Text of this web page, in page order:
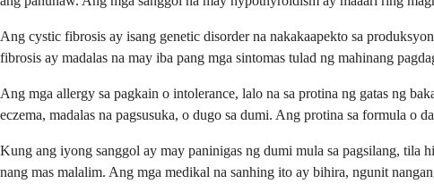
Ang cystic fibrosis ay isang genetic disorder na nakakaapekto sa
fibrosis ay madalas na may iba pang mga sintomas tulad ng mahinang
Ang mga allergy sa pagkain o intolerance, lalo na sa protina ng gatas ng
eczema, madalas na pagsusuka, o dugo sa dumi. Ang protina sa formula o
Kung ang iyong sanggol ay may paninigas ng dumi mula sa pagsilang, tila
nang mas malalim. Ang mga medikal na sanhing ito ay bihira, ngunit